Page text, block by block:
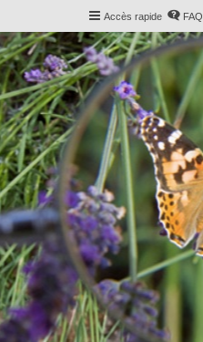
Accès rapide FAQ